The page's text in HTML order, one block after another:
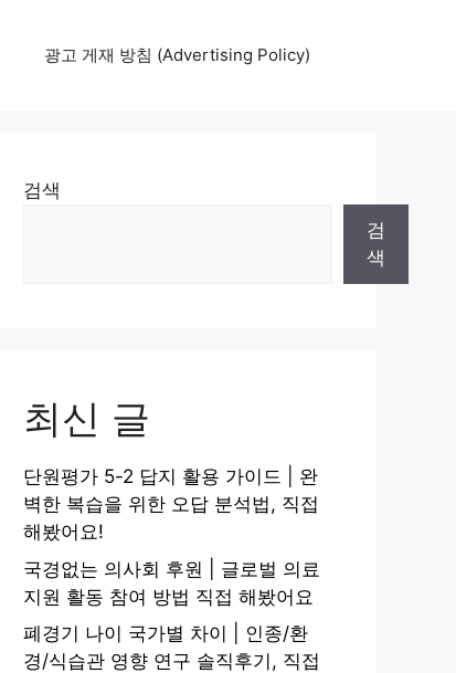
광고 게재 방침 (Advertising Policy)
검색
검
색
최신 글
단원평가 5-2 답지 활용 가이드 | 완
벽한 복습을 위한 오답 분석법, 직접
해봤어요!
국경없는 의사회 후원 | 글로벌 의료
지원 활동 참여 방법 직접 해봤어요
폐경기 나이 국가별 차이 | 인종/환
경/식습관 영향 연구 솔직후기, 직접